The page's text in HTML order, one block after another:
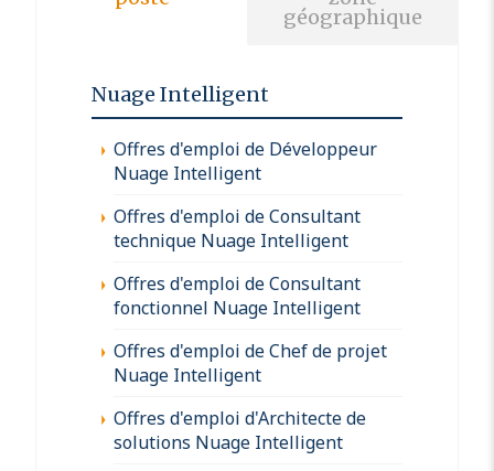
géographique
Nuage Intelligent
Offres d'emploi de Développeur
Nuage Intelligent
Offres d'emploi de Consultant
technique Nuage Intelligent
Offres d'emploi de Consultant
fonctionnel Nuage Intelligent
Offres d'emploi de Chef de projet
Nuage Intelligent
Offres d'emploi d'Architecte de
solutions Nuage Intelligent